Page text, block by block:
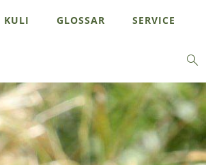
KULI GLOSSAR SERVICE